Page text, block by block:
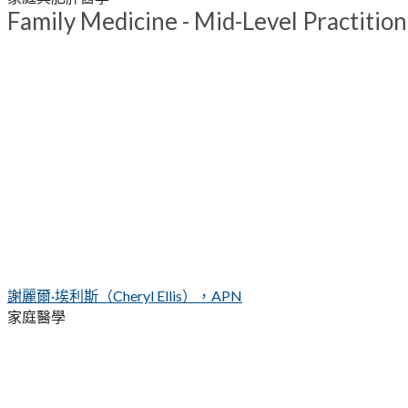
Family Medicine - Mid-Level
謝麗爾·埃利斯（Cheryl Ellis），APN
家庭醫學